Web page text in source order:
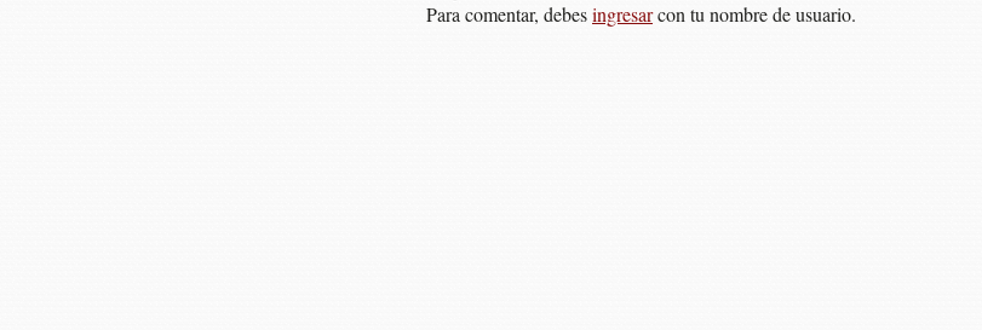
Para comentar, debesingresarcon tu nombre de usuario.